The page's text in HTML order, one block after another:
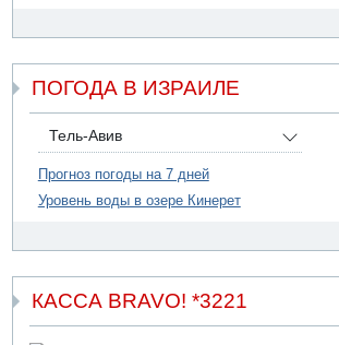
финансовый кризис за многие годы
Трагедия в Мексике: четырехлетний
Авиакомпания Air Canada вновь отсрочила
Тело мужчины обнаружено сегодня на
местности недалеко от Реховота
08.08.2026 11:02
ПОГОДА В ИЗРАИЛЕ
Тель-Авив
Прогноз погоды на 7 дней
Уровень воды в озере Кинерет
КАССА BRAVO! *3221